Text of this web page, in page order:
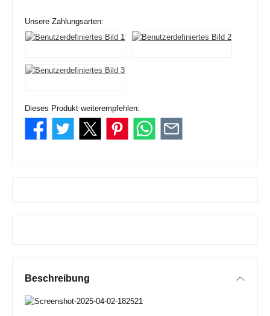
Unsere Zahlungsarten:
Dieses Produkt weiterempfehlen:
Beschreibung